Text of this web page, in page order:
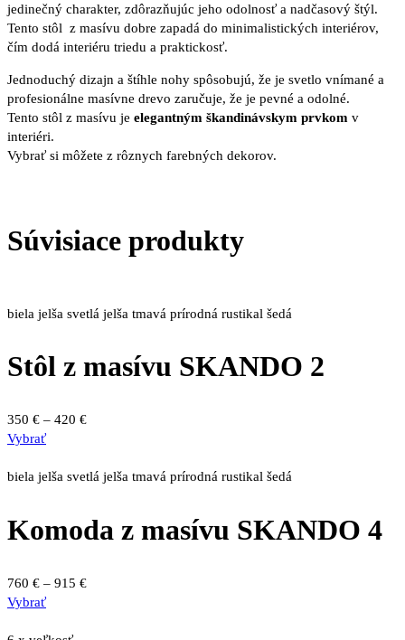
jedinečný charakter, zdôrazňujúc jeho odolnosť a nadčasový štýl.
Tento stôl z masívu dobre zapadá do minimalistických interiérov,
čím dodá interiéru triedu a praktickosť.
Jednoduchý dizajn a štíhle nohy spôsobujú, že je svetlo vnímané a
profesionálne masívne drevo zaručuje, že je pevné a odolné.
Tento stôl z masívu je elegantným škandinávskym prvkom v
interiéri.
Vybrať si môžete z rôznych farebných dekorov.
Súvisiace produkty
biela jelša svetlá jelša tmavá prírodná rustikal šedá
Stôl z masívu SKANDO 2
350 € – 420 €Price
through
VybraťTento
má
Možnosti
vybrať
na
biela jelša svetlá jelša tmavá prírodná rustikal šedá
Komoda z masívu SKANDO 4
760 € – 915 €Price
VybraťTento